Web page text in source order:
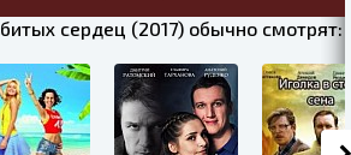
сердец (2017) обычно смотрят: